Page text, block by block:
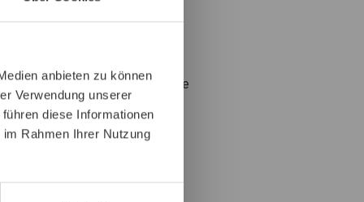
anbieten zu können
Verwendung unserer
diese Informationen
Rahmen Ihrer Nutzung
Beschäftigten mit
Beruf und Familie, die
Förderung und Fortbildung eine
und fürsorgenden